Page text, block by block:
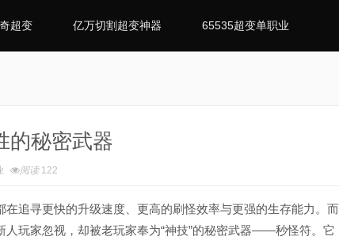
超变 亿万切割超变神器 65535超变单职业
的秘密武器
阅读 122
追寻更快的升级速度、更高的刷怪效率与更强的生存能力。而
人玩家忽视，却被老玩家奉为“神技”的秘密武器——秒怪符。它